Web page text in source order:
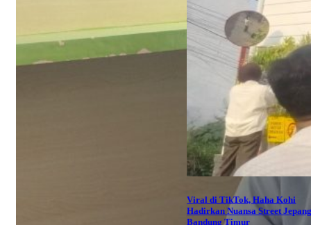
Viral di TikTok, Haha Kohi
Hadirkan Nuansa Street
Bandung Timur